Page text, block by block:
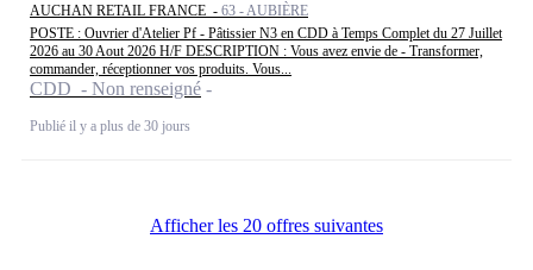
AUCHAN RETAIL FRANCE - 63 - AUBIÈRE
POSTE : Ouvrier d'Atelier Pf - Pâtissier N3 en CDD à Temps Complet du 27 Juillet
2026 au 30 Aout 2026 H/F DESCRIPTION : Vous avez envie de - Transformer,
commander, réceptionner vos produits. Vous...
CDD - Non renseigné
Publié il y a plus de 30 jours
Afficher les 20 offres suivantes